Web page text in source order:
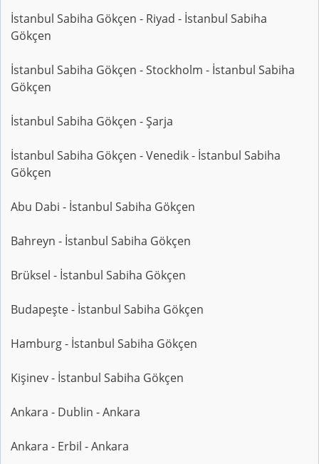
İstanbul Sabiha Gökçen - Riyad - İstanbul Sabiha
Gökçen
İstanbul Sabiha Gökçen - Stockholm - İstanbul Sabiha
Gökçen
İstanbul Sabiha Gökçen - Şarja
İstanbul Sabiha Gökçen - Venedik - İstanbul Sabiha
Gökçen
Abu Dabi - İstanbul Sabiha Gökçen
Bahreyn - İstanbul Sabiha Gökçen
Brüksel - İstanbul Sabiha Gökçen
Budapeşte - İstanbul Sabiha Gökçen
Hamburg - İstanbul Sabiha Gökçen
Kişinev - İstanbul Sabiha Gökçen
Ankara - Dublin - Ankara
Ankara - Erbil - Ankara